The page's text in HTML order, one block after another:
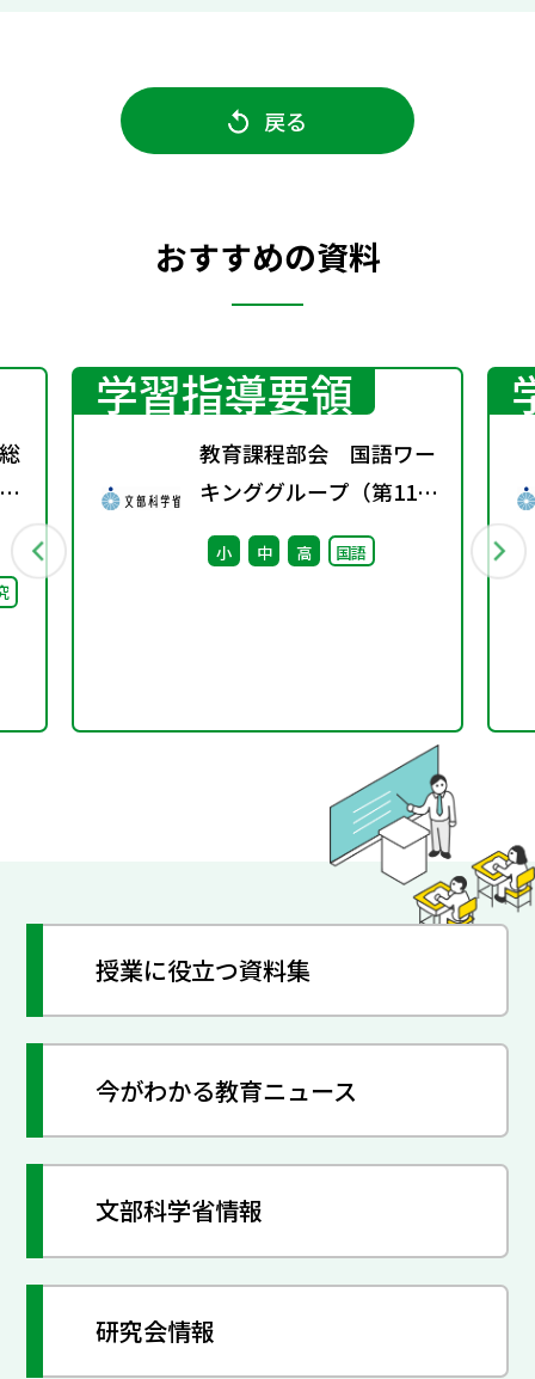
戻る
おすすめの資料
学習指導要領
教育課程部会 国語ワー
キンググループ（第11
回） 配付資料
小 中 高 国語
授業に役立つ資料集
今がわかる教育ニュース
文部科学省情報
研究会情報